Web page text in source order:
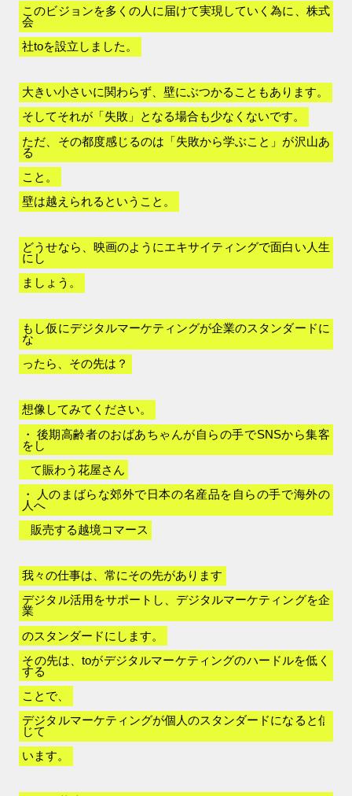
このビジョンを多くの人に届けて実現していく為に、株式
会
社toを設立しました。
大きい小さいに関わらず、壁にぶつかることもあります。
そしてそれが「失敗」となる場合も少なくないです。
ただ、その都度感じるのは「失敗から学ぶこと」が沢山あ
る
こと。
壁は越えられるということ。
どうせなら、映画のようにエキサイティングで面白い人生
にし
ましょう。
もし仮にデジタルマーケティングが企業のスタンダードに
な
ったら、その先は？
想像してみてください。
後期高齢者のおばあちゃんが自らの手でSNSから集客
をし
て賑わう花屋さん
人のまばらな郊外で日本の名産品を自らの手で海外の
人へ
販売する越境コマース
我々の仕事は、常にその先があります
デジタル活用をサポートし、デジタルマーケティングを企
業
のスタンダードにします。
その先は、toがデジタルマーケティングのハードルを低く
する
ことで、
デジタルマーケティングが個人のスタンダードになると信
じて
います。